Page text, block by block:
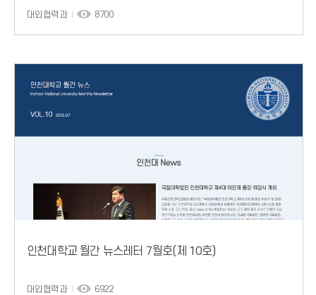
대외협력과 8700
인천대학교 월간 뉴스레터 7월호(제 10호)
대외협력과 6922